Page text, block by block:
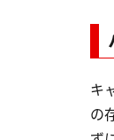
キ
の